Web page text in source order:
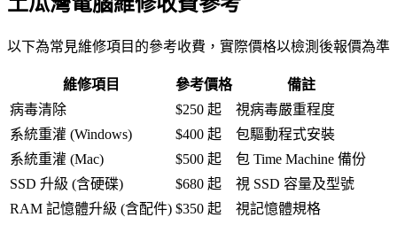
以下為常見維修項目的參考收費，實際價格以檢測後報價為準
維修項目 參考價格
備註
病毒清除
$250 起
視病毒嚴重程度
系統重灌 (Windows)
$400 起
包驅動程式安裝
系統重灌 (Mac)
$500 起
包 Time Machine 備份
SSD 升級 (含硬碟)
$680 起
視 SSD 容量及型號
RAM 記憶體升級 (含配件) $350 起
視記憶體規格